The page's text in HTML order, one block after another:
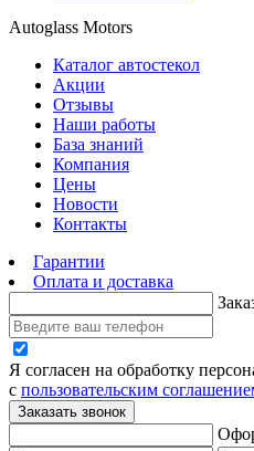
Autoglass Motors
Каталог автостекол
Акции
Отзывы
Наши работы
База знаний
Компания
Цены
Новости
Контакты
Гарантии
Оплата и доставка
Я согласен на обработку
с пользовательским
Заказать звонок